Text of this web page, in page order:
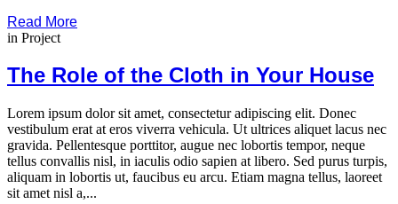
Read More
in Project
The Role of the Cloth in Your House
Lorem ipsum dolor sit amet, consectetur adipiscing elit. Donec
vestibulum erat at eros viverra vehicula. Ut ultrices aliquet lacus nec
gravida. Pellentesque porttitor, augue nec lobortis tempor, neque
tellus convallis nisl, in iaculis odio sapien at libero. Sed purus turpis,
aliquam in lobortis ut, faucibus eu arcu. Etiam magna tellus, laoreet
sit amet nisl a,...